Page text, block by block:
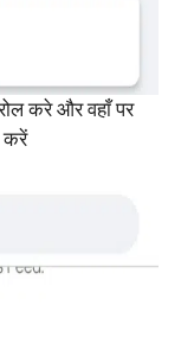
करे और वहाँ पर
करें